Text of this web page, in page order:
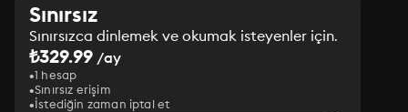
Sınırsız
Sınırsızca dinlemek ve okumak isteyenler için.
₺329.99 /ay
1 hesap
Sınırsız erişim
İstediğin zaman iptal et